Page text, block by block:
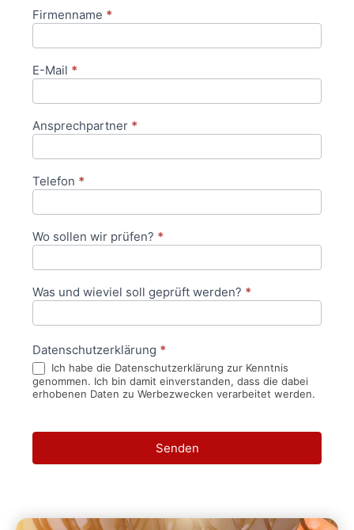
Anfrageformular
Firmenname *
E-Mail *
Ansprechpartner *
Telefon *
Wo sollen wir prüfen? *
Was und wieviel soll geprüft werden? *
Datenschutzerklärung *
Ich habe die Datenschutzerklärung zur Kenntnis
genommen. Ich bin damit einverstanden, dass die dabei
erhobenen Daten zu Werbezwecken verarbeitet werden.
Senden